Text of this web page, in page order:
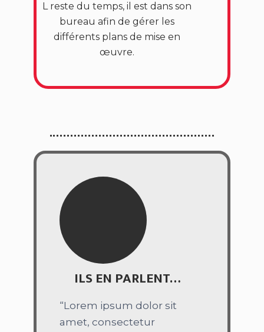
L reste du temps, il est dans son
bureau afin de gérer les
différents plans de mise en
œuvre.
ILS EN PARLENT…
“Lorem ipsum dolor sit
amet, consectetur